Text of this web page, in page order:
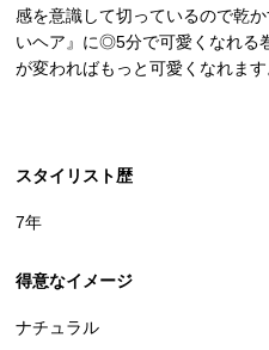
感を意識して切っているので乾
いヘア』に◎5分で可愛くなれる
が変わればもっと可愛くなれま
スタイリスト歴
7年
得意なイメージ
ナチュラル